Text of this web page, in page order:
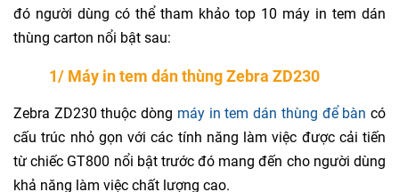
đó người dùng có thể tham khảo top 10 máy in tem dán
thùng carton nổi bật sau:
1/ Máy in tem dán thùng Zebra ZD230
Zebra ZD230 thuộc dòng máy in tem dán thùng để bàn có
cấu trúc nhỏ gọn với các tính năng làm việc được cải tiến
từ chiếc GT800 nổi bật trước đó mang đến cho người dùng
khả năng làm việc chất lượng cao.